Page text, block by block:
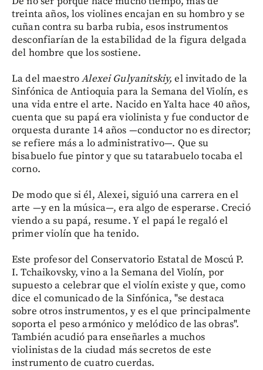
treinta años, los violines encajan en su hombro y se
cuñan contra su barba rubia, esos instrumentos
desconfiarían de la estabilidad de la figura delgada
del hombre que los sostiene.
La del maestroAlexei Gulyanitskiy, el invitado de la
Sinfónica de Antioquia para la Semana del Violín, es
una vida entre el arte. Nacido en Yalta hace 40 años,
cuenta que su papá era violinista y fue conductor de
orquesta durante 14 años —conductor no es director;
se refiere más a lo administrativo—. Que su
bisabuelo fue pintor y que su tatarabuelo tocaba el
corno.
De modo que si él, Alexei, siguió una carrera en el
arte —y en la música—, era algo de esperarse. Creció
viendo a su papá, resume. Y el papá le regaló el
primer violín que ha tenido.
Este profesor del Conservatorio Estatal de Moscú P.
I. Tchaikovsky, vino a la Semana del Violín, por
supuesto a celebrar que el violín existe y que, como
dice el comunicado de la Sinfónica, "se destaca
sobre otros instrumentos, y es el que principalmente
soporta el peso armónico y melódico de las obras".
También acudió para enseñarles a muchos
violinistas de la ciudad más secretos de este
instrumento de cuatro cuerdas.